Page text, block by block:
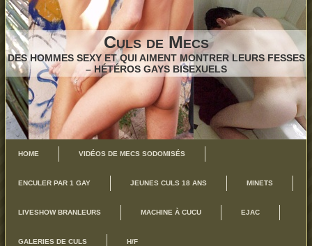
Culs de Mecs
DES HOMMES SEXY ET QUI AIMENT MONTRER LEURS FESSES
– HÉTÉROS GAYS BISEXUELS
HOME VIDÉOS DE MECS SODOMISÉS
ENCULER PAR 1 GAY JEUNES CULS 18 ANS MINETS
LIVESHOW BRANLEURS MACHINE À CUCU EJAC
GALERIES DE CULS H/F